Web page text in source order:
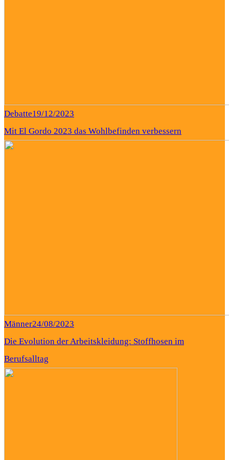
Debatte19/12/2023
Mit El Gordo 2023 das Wohlbefinden verbessern
Männer24/08/2023
Die Evolution der Arbeitskleidung: Stoffhosen im
Berufsalltag